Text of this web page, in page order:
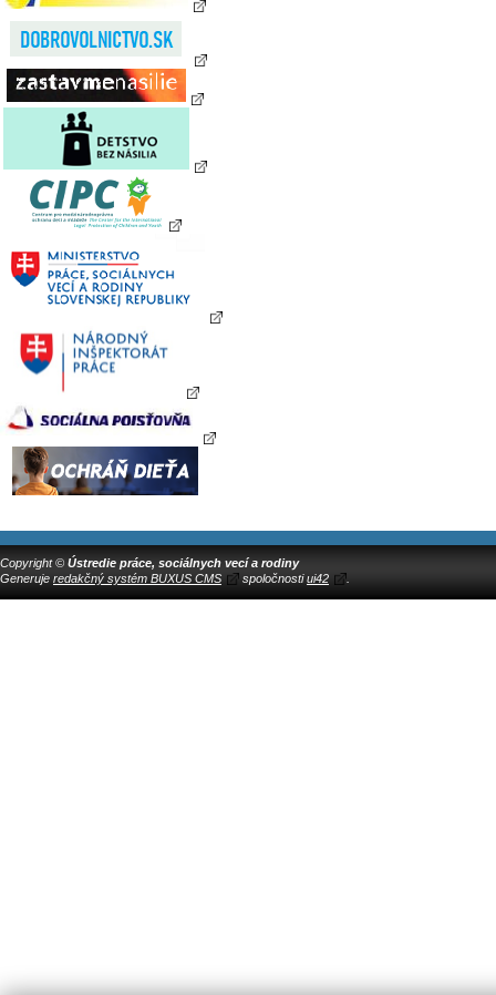
Copyright © Ústredie práce, sociálnych vecí a rodiny
Generuje redakčný systém BUXUS CMS spoločnostiui42